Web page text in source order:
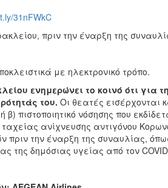
31nFWkC
πριν την έναρξη της
με ηλεκτρονικό τρόπο.
ενημερώνει το κοινό ότι
του. Οι θεατές εισέρχονται
β) πιστοποιητικό νόσησης που
ανίχνευσης αντιγόνου
πριν την έναρξη της συναυλίας,
δημόσιας υγείας από τον